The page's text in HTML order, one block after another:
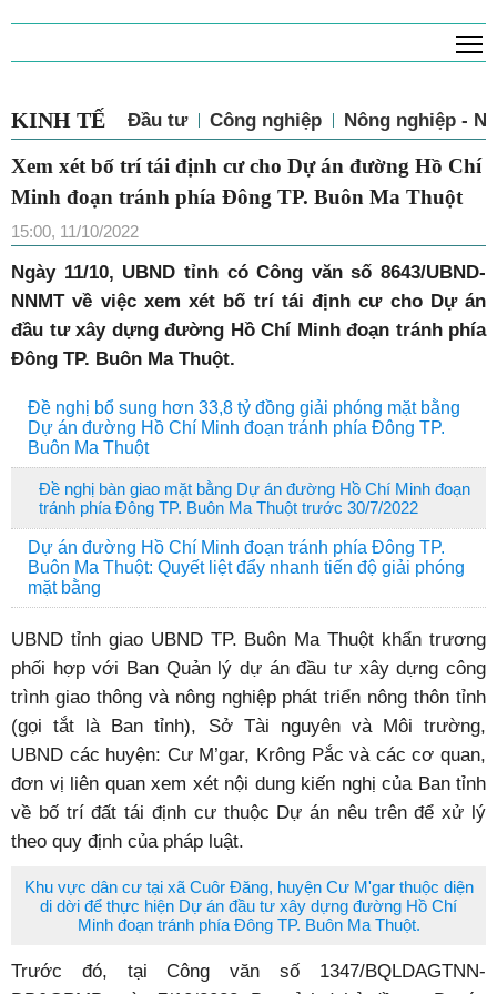
KINH TẾ Đầu tư Công nghiệp Nông nghiệp -
Xem xét bố trí tái định cư cho Dự án đường
Hồ Chí Minh đoạn tránh phía Đông TP.
Buôn Ma Thuột
15:00, 11/10/2022
Ngày 11/10, UBND tỉnh có Công văn số 8643/UBND-
NNMT về việc xem xét bố trí tái định cư cho Dự án
đầu tư xây dựng đường Hồ Chí Minh đoạn tránh phía
Đề nghị bổ sung hơn 33,8 tỷ đồng giải phóng mặt bằng
Dự án đường Hồ Chí Minh đoạn tránh phía Đông TP.
Buôn Ma Thuột
Đề nghị bàn giao mặt bằng Dự án đường Hồ Chí Minh đoạn
tránh phía Đông TP. Buôn Ma Thuột trước 30/7/2022
Dự án đường Hồ Chí Minh đoạn tránh phía Đông TP.
Buôn Ma Thuột: Quyết liệt đẩy nhanh tiến độ giải phóng
UBND tỉnh giao UBND TP. Buôn Ma Thuột khẩn trương
phối hợp với Ban Quản lý dự án đầu tư xây dựng công
trình giao thông và nông nghiệp phát triển nông thôn tỉnh
(gọi tắt là Ban tỉnh), Sở Tài nguyên và Môi trường,
UBND các huyện: Cư M’gar, Krông Pắc và các cơ quan,
đơn vị liên quan xem xét nội dung kiến nghị của Ban tỉnh
về bố trí đất tái định cư thuộc Dự án nêu trên để xử lý
Khu vực dân cư tại xã Cuôr Đăng, huyện Cư M'gar thuộc diện
di dời để thực hiện Dự án đầu tư xây dựng đường Hồ Chí